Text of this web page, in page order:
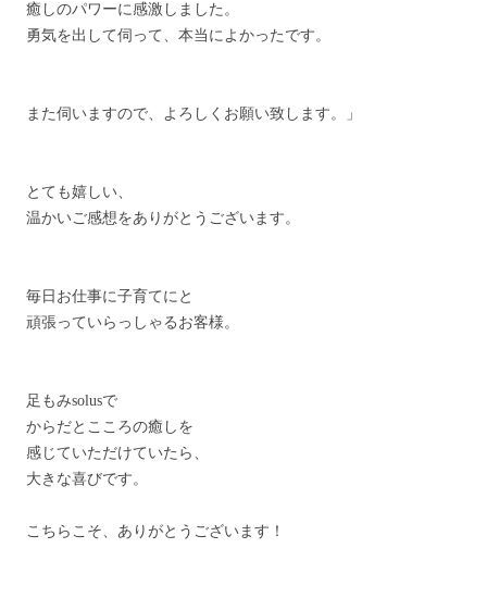
癒しのパワーに感激しました。
勇気を出して伺って、本当によかったです。
また伺いますので、よろしくお願い致します。」
とても嬉しい、
温かいご感想をありがとうございます。
毎日お仕事に子育てにと
頑張っていらっしゃるお客様。
足もみsolusで
からだとこころの癒しを
感じていただけていたら、
大きな喜びです。
こちらこそ、ありがとうございます！